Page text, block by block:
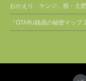
おかえり、ケンジ。祝・土
『OTARU銭函の秘密マッ